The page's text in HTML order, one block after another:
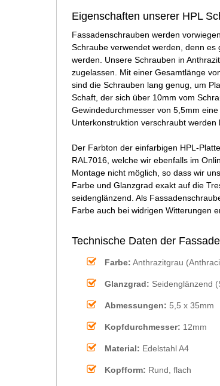
Eigenschaften unserer HPL
Fassadenschrauben werden
Schraube verwendet werden, denn
werden. Unsere Schrauben in
zugelassen. Mit einer Gesamtlänge
sind die Schrauben lang genug, um
Schaft, der sich über 10mm vom
Gewindedurchmesser von 5,5mm
Unterkonstruktion verschraubt werden
Der Farbton der einfarbigen HPL-
RAL7016, welche wir ebenfalls im
Montage nicht möglich, so dass wir
Farbe und Glanzgrad exakt auf die
seidenglänzend. Als
Farbe auch bei widrigen Witterungen
Technische Daten der
Farbe: Anthrazitgrau
Glanzgrad: Seidenglänzend
Abmessungen: 5,5 x 35mm
Kopfdurchmesser: 12mm
Material: Edelstahl A4
Kopfform: Rund, flach